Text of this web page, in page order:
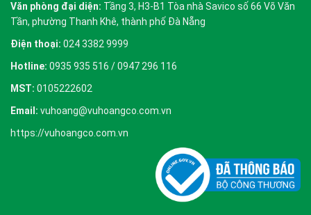
Văn phòng đại diện: Tầng 3, H3-B1 Tòa nhà Savico số 66 Võ Văn
Tần, phường Thanh Khê, thành phố Đà Nẵng
Điện thoại: 024 3382 9999
Hotline: 0935 935 516 / 0947 296 116
MST: 0105222602
Email: vuhoang@vuhoangco.com.vn
https://vuhoangco.com.vn